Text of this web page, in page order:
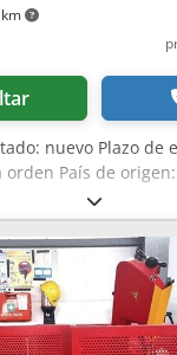
nuevo Plazo de
orden País de
212,54 €/mes
Dimensiones de la
de la cinta:
Ief Capacidad de
de corte 0°
0° rectangular:
260 mm,